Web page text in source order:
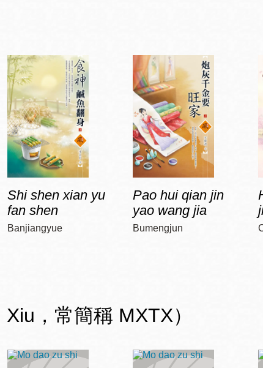
Shi shen xian yu
fan shen
Banjiangyue
Pao hui qian jin
yao wang jia
Bumengjun
，常簡稱 MXTX）